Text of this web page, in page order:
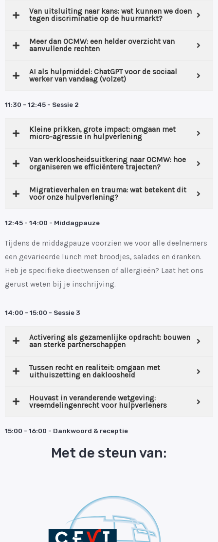
Van uitsluiting naar kans: wat kunnen we doen
tegen discriminatie op de huurmarkt?
Meer dan OCMW: een helder overzicht van
aanvullende rechten
AI als hulpmiddel: ChatGPT voor de sociaal
werker van vandaag (volzet)
11:30 - 12:45 - Sessie 2
Kleine prikken, grote impact: omgaan met
micro-agressie in hulpverlening
Van werkloosheidsuitkering naar OCMW: hoe
organiseren we efficiëntere trajecten?
Migratieverhalen en trauma: wat betekent dit
voor onze hulpverlening?
12:45 - 14:00 - Middagpauze
Tijdens de middagpauze voorzien we voor alle deelnemers
een gevarieerde lunch met broodjes, salades en dranken.
Heb je specifieke dieetwensen of allergieën? Laat het ons
gerust weten bij je inschrijving.
14:00 - 15:00 - Sessie 3
Activering als gezamenlijke opdracht: bouwen
aan sterke partnerschappen
Tussen recht en realiteit: omgaan met
uithuiszetting en dakloosheid
Houvast in veranderende wetgeving:
vreemdelingenrecht voor hulpverleners
15:00 - 16:00 - Dankwoord & receptie
Met de steun van: